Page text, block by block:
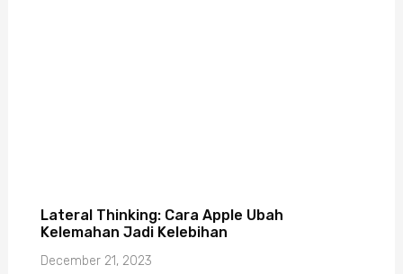
Lateral Thinking: Cara Apple Ubah
Kelemahan Jadi Kelebihan
December 21, 2023